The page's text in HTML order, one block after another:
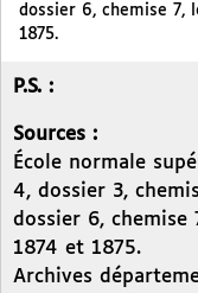
dossier 6, chemise 7,
1875.
P.S. :
Sources :
École normale
4, dossier 3,
dossier 6,
1874 et 1875.
Archives